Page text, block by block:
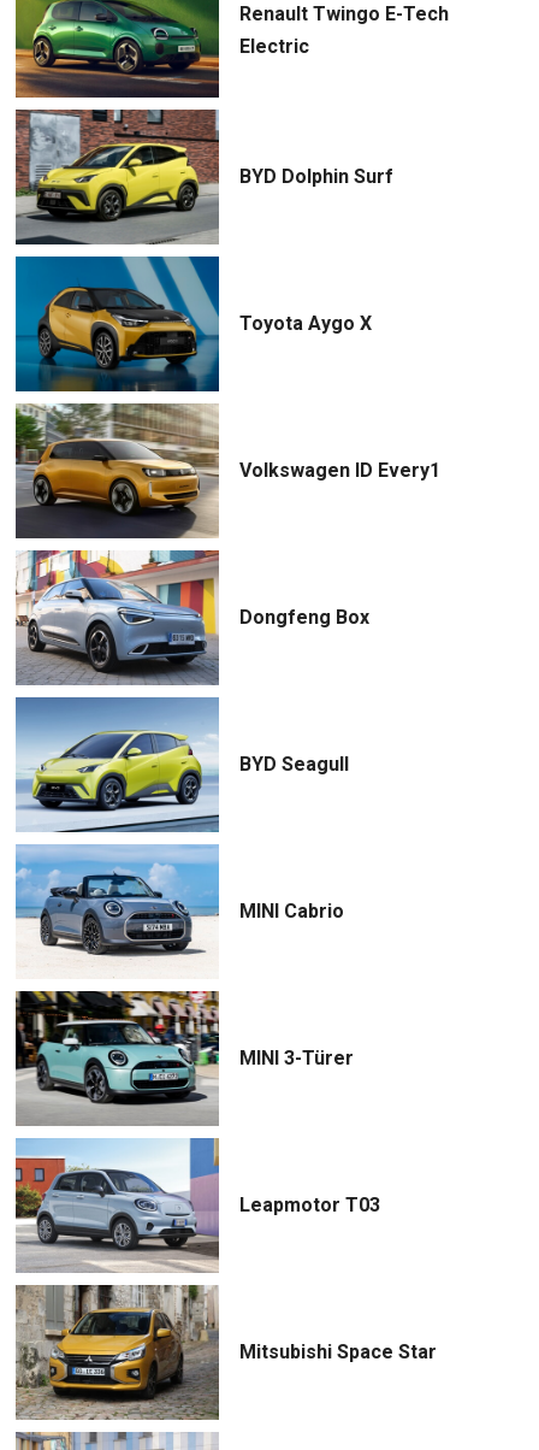
Renault Twingo E-Tech
Electric
BYD Dolphin Surf
Toyota Aygo X
Volkswagen ID Every1
Dongfeng Box
BYD Seagull
MINI Cabrio
MINI 3-Türer
Leapmotor T03
Mitsubishi Space Star